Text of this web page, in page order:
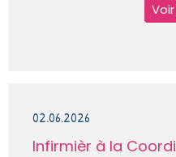
02.06.2026
Infirmièr à la